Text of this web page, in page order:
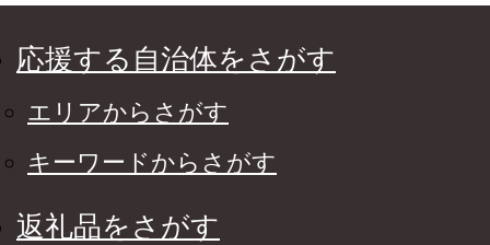
応援する自治体をさがす
エリアからさがす
キーワードからさがす
返礼品をさがす